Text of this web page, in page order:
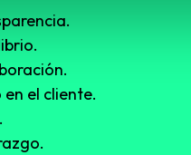
el cliente.